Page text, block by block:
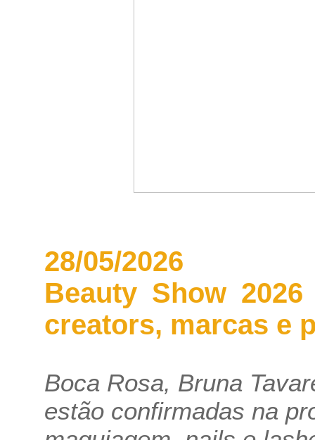
28/05/2026
Beauty Show
creators, marcas e
Boca Rosa, Bruna
estão confirmadas na